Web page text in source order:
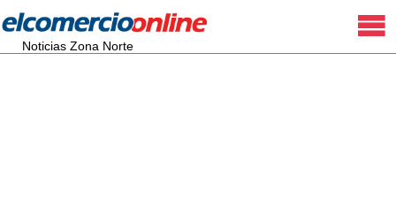
Noticias Zona Norte